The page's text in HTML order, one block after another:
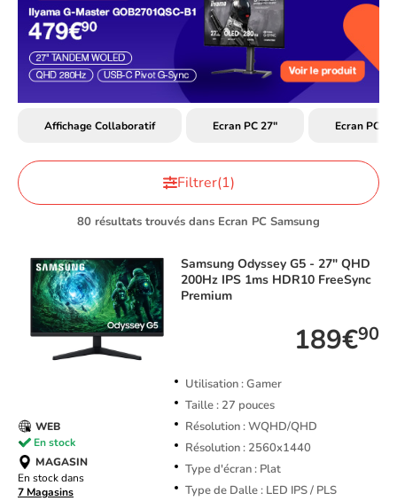
Affichage Collaboratif Ecran PC 27" Ecran PC
80 résultats trouvés dans Ecran PC Samsung
Filtrer(1)
Samsung Odyssey G5 - 27" QHD
200Hz IPS 1ms HDR10 FreeSync
Premium
189€90
Utilisation : Gamer
Taille : 27 pouces
Résolution : WQHD/QHD
Résolution : 2560x1440
Type d'écran : Plat
Type de Dalle : LED IPS / PLS
WEB
En stock
MAGASIN
En stock dans
7 Magasins